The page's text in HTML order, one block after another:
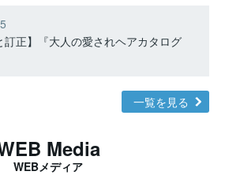
訂正】『大人の愛されヘアカタログ
一覧を見る
Media
WEBメディア